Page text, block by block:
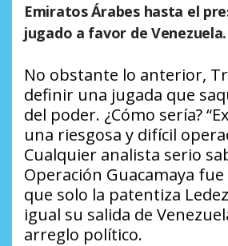
Emiratos Árabes hasta el
jugado a favor de Venezuela.
No obstante lo anterior,
definir una jugada que
del poder. ¿Cómo sería?
una riesgosa y difícil
Cualquier analista serio
Operación Guacamaya fue
que solo la patentiza
igual su salida de
arreglo político.